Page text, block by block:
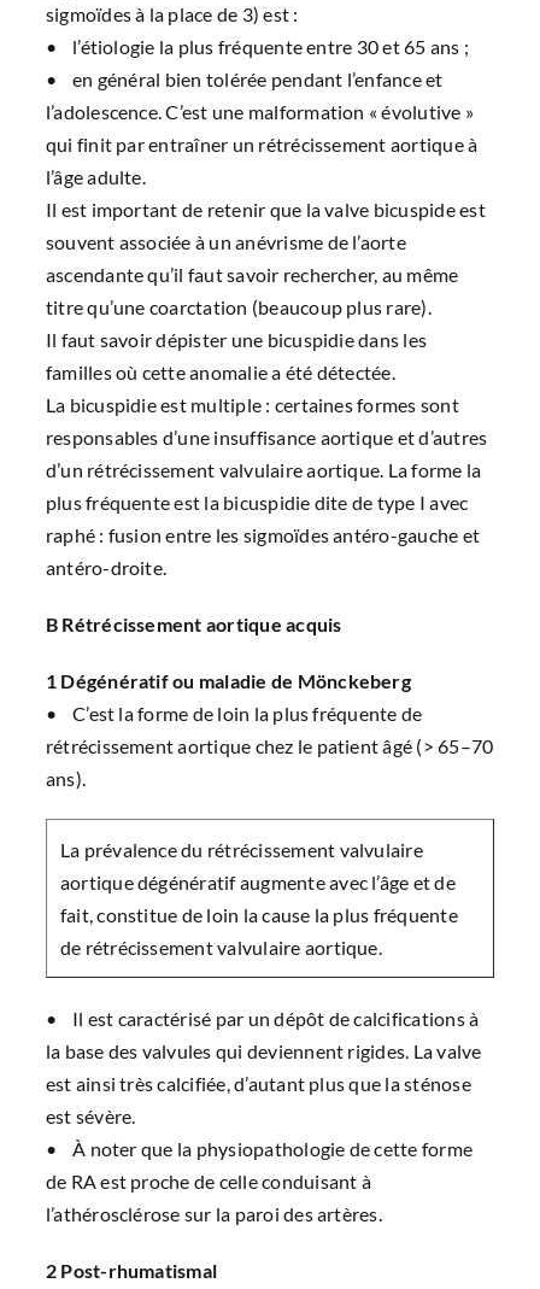
sigmoïdes à la place de 3) est :
• l’étiologie la plus fréquente entre 30 et 65 ans ;
• en général bien tolérée pendant l’enfance et
l’adolescence. C’est une malformation « évolutive »
qui finit par entraîner un rétrécissement aortique à
l’âge adulte.
Il est important de retenir que la valve bicuspide est
souvent associée à un anévrisme de l’aorte
ascendante qu’il faut savoir rechercher, au même
titre qu’une coarctation (beaucoup plus rare).
Il faut savoir dépister une bicuspidie dans les
familles où cette anomalie a été détectée.
La bicuspidie est multiple : certaines formes sont
responsables d’une insuffisance aortique et d’autres
d’un rétrécissement valvulaire aortique. La forme la
plus fréquente est la bicuspidie dite de type I avec
raphé : fusion entre les sigmoïdes antéro-gauche et
antéro-droite.
B Rétrécissement aortique acquis
1 Dégénératif ou maladie de Mönckeberg
• C’est la forme de loin la plus fréquente de
rétrécissement aortique chez le patient âgé (> 65–70
ans).
La prévalence du rétrécissement valvulaire
aortique dégénératif augmente avec l’âge et de
fait, constitue de loin la cause la plus fréquente
de rétrécissement valvulaire aortique.
• Il est caractérisé par un dépôt de calcifications à
la base des valvules qui deviennent rigides. La valve
est ainsi très calcifiée, d’autant plus que la sténose
est sévère.
• À noter que la physiopathologie de cette forme
de RA est proche de celle conduisant à
l’athérosclérose sur la paroi des artères.
2 Post-rhumatismal